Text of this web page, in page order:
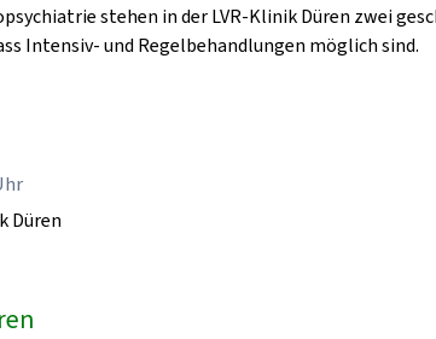
stehen in der LVR-Klinik Düren zwei
Intensiv- und Regelbehandlungen möglich sind.
Düren